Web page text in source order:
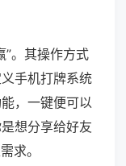
”。其操作方式
手机打牌系统
，一键便可以
想分享给好友
求。